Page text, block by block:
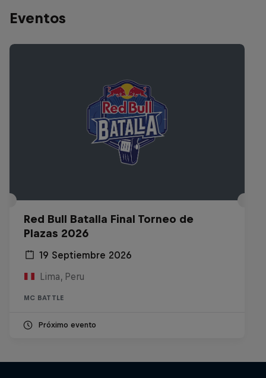
Eventos
Red Bull Batalla Final Torneo de
Plazas 2026
19 Septiembre 2026
Lima, Peru
MC BATTLE
Próximo evento